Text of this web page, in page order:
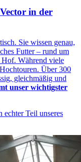
in der
Sie wissen genau,
Futter – rund um
Hof. Während viele
Über 300
gleichmäßig und
unser wichtigster
echter Teil unseres